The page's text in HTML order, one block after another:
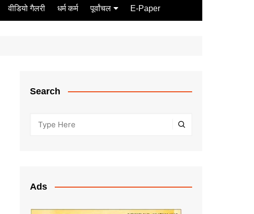
वीडियो गैलरी धर्म कर्म पूर्वांचल E-Paper
Search
Ads